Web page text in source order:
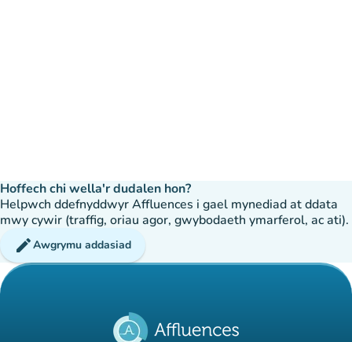
Hoffech chi wella'r dudalen hon?
Helpwch ddefnyddwyr Affluences i gael mynediad at ddata
mwy cywir (traffig, oriau agor, gwybodaeth ymarferol, ac ati).
editAwgrymu addasiad